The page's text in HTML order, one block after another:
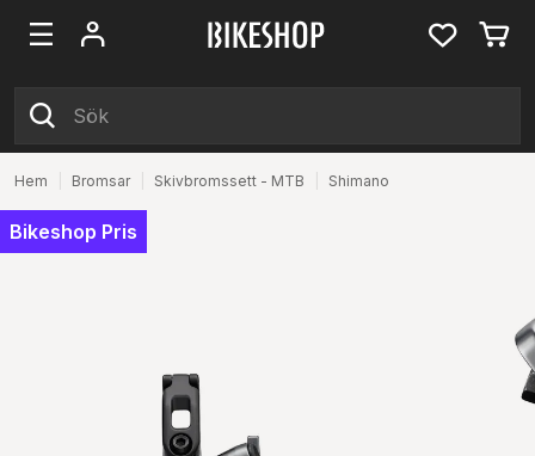
Hem Bromsar Skivbromssett - MTB Shimano
Bikeshop Pris